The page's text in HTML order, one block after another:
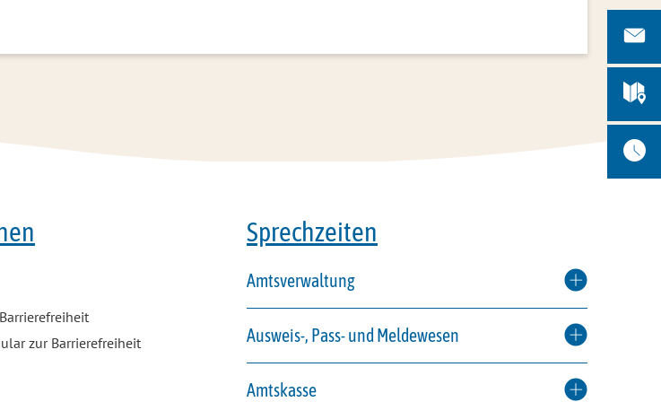
zur Barrierefreiheit
Sprechzeiten
Amtsverwaltung
Ausweis-, Pass- und Meldewesen
Amtskasse